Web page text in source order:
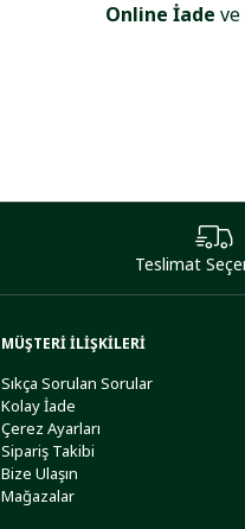
Online İade
Teslimat
MÜŞTERİ İLİŞKİLERİ
Sıkça Sorulan Sorular
Kolay İade
Çerez Ayarları
Sipariş Takibi
Bize Ulaşın
Mağazalar